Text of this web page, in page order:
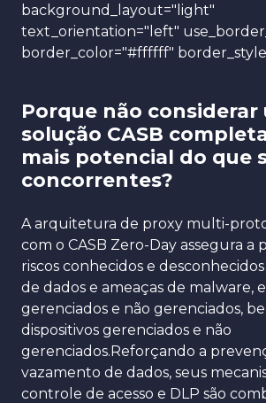
background_layout="light"
text_orientation="left"
border_color="#ffffff"
Porque não considerar
solução CASB
mais potencial do que
concorrentes?
A arquitetura de proxy multi-
com o CASB Zero-Day assegura a
riscos conhecidos e
de dados e ameaças de malware,
gerenciados e não gerenciados,
dispositivos gerenciados e não
gerenciados.Reforçando a
vazamento de dados, seus
controle de acesso e DLP são